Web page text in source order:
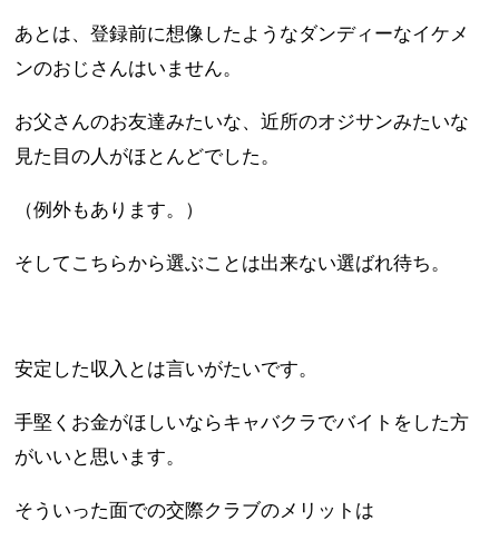
あとは、登録前に想像したようなダンディーなイケメ
ンのおじさんはいません。
お父さんのお友達みたいな、近所のオジサンみたいな
見た目の人がほとんどでした。
（例外もあります。）
そしてこちらから選ぶことは出来ない選ばれ待ち。
安定した収入とは言いがたいです。
手堅くお金がほしいならキャバクラでバイトをした方
がいいと思います。
そういった面での交際クラブのメリットは